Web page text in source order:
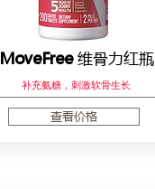
MoveFree维骨力红瓶
补充氨糖，刺激软骨生长
查看价格